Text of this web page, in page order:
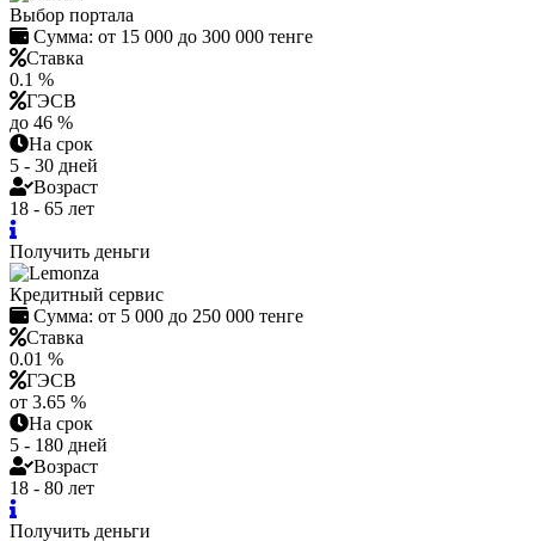
Выбор портала
Сумма: от 15 000 до 300 000 тенге
Ставка
0.1 %
ГЭСВ
до 46 %
На срок
5 - 30 дней
Возраст
18 - 65 лет
Получить деньги
Кредитный сервис
Сумма: от 5 000 до 250 000 тенге
Ставка
0.01 %
ГЭСВ
от 3.65 %
На срок
5 - 180 дней
Возраст
18 - 80 лет
Получить деньги